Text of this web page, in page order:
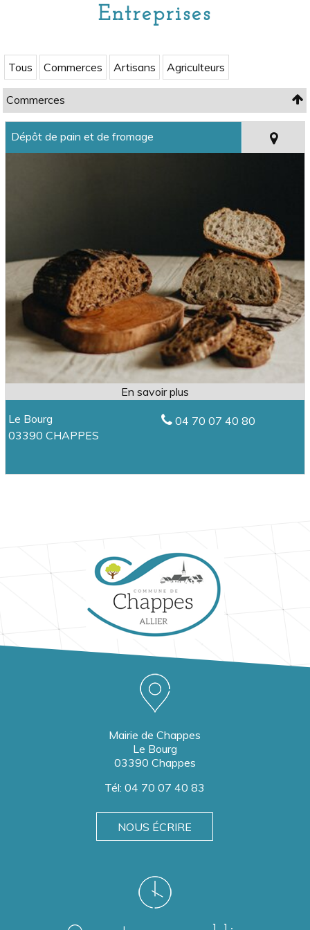
Entreprises
Tous Commerces Artisans Agriculteurs
Commerces
Dépôt de pain et de fromage
Le Bourg
03390 CHAPPES
04 70 07 40 80
Mairie de Chappes
Le Bourg
03390 Chappes
Tél:04 70 07 40 83
NOUS ÉCRIRE